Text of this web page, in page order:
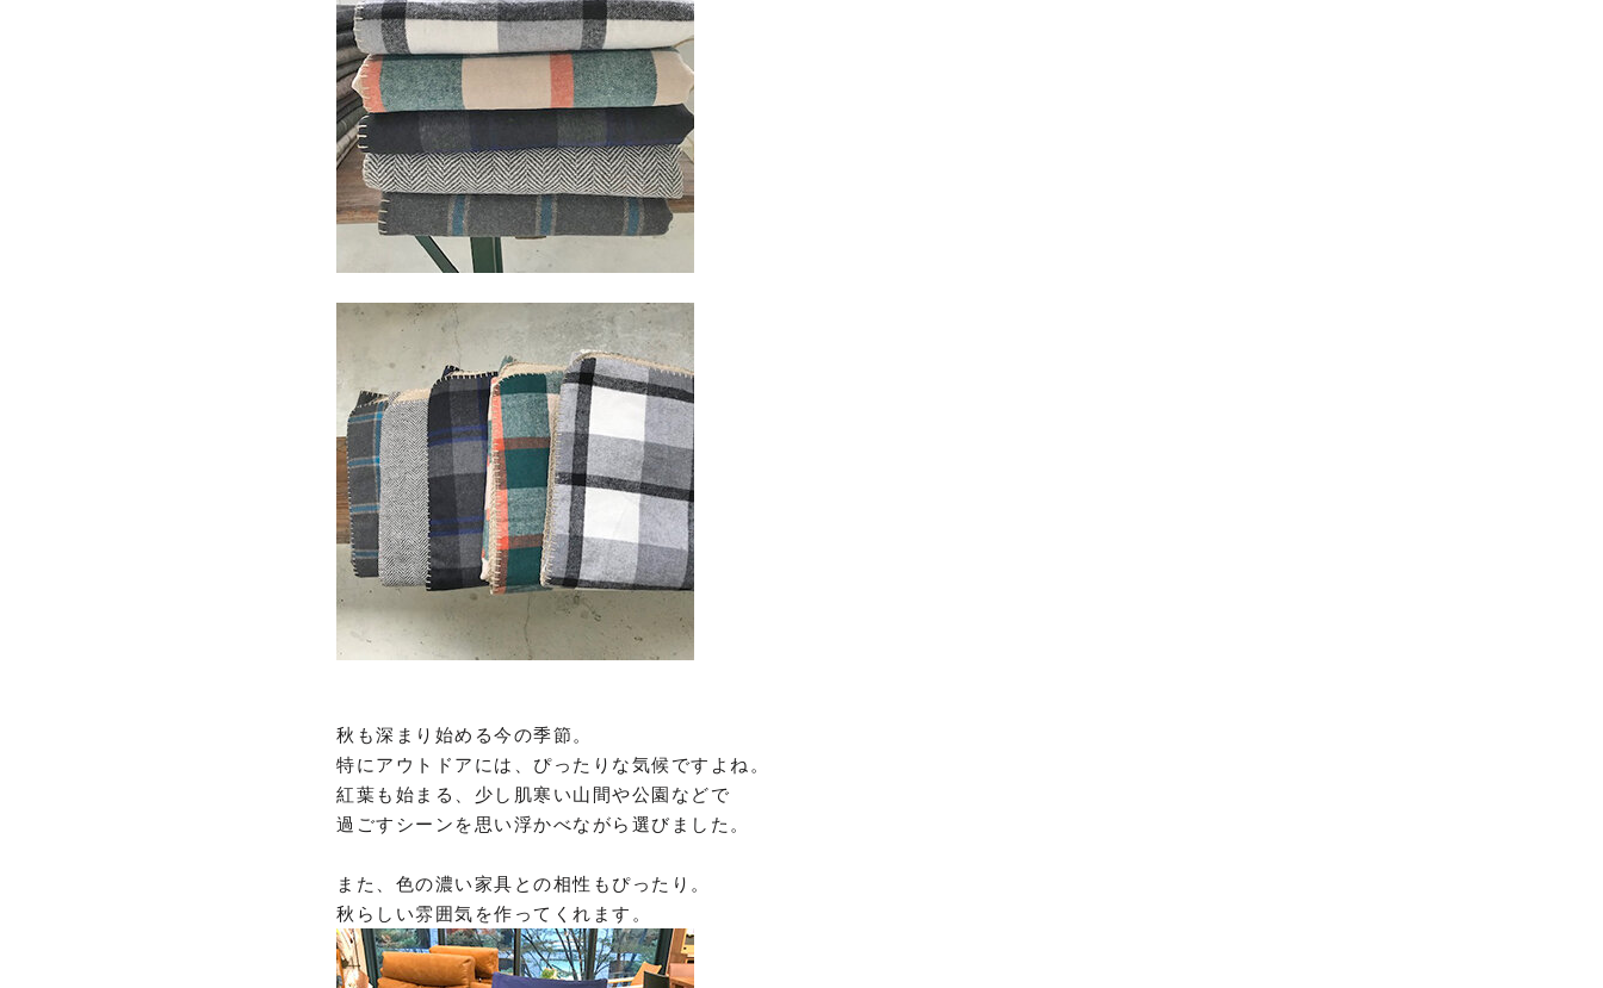
秋も深まり始める今の季節。
特にアウトドアには、ぴったりな気候ですよね。
紅葉も始まる、少し肌寒い山間や公園などで
過ごすシーンを思い浮かべながら選びました。
また、色の濃い家具との相性もぴったり。
秋らしい雰囲気を作ってくれます。